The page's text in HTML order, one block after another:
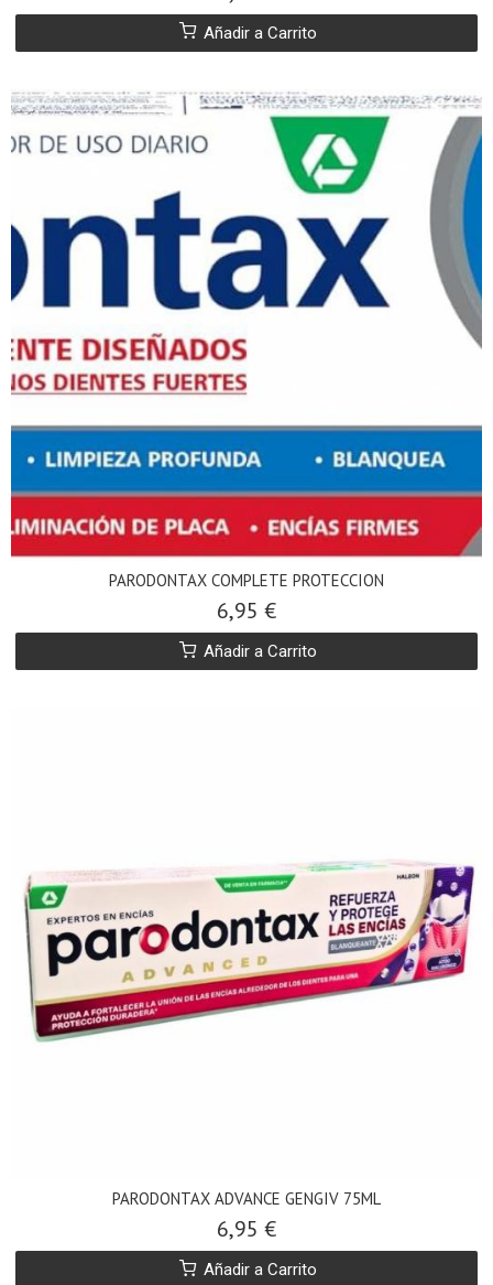
Añadir a Carrito
PARODONTAX COMPLETE PROTECCION
6,95 €
Añadir a Carrito
PARODONTAX ADVANCE GENGIV 75ML
6,95 €
Añadir a Carrito